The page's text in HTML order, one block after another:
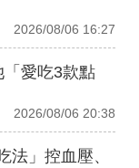
2026/08/06 16:27
愛吃3款點
2026/08/06 20:38
法」控血壓、